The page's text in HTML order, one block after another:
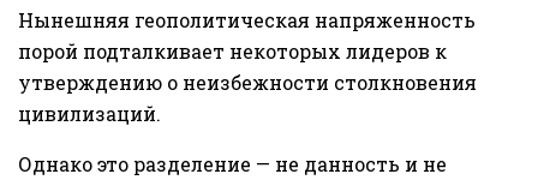
Нынешняя геополитическая напряженность
порой подталкивает некоторых лидеров к
утверждению о неизбежности столкновения
цивилизаций.
Однако это разделение — не данность и не